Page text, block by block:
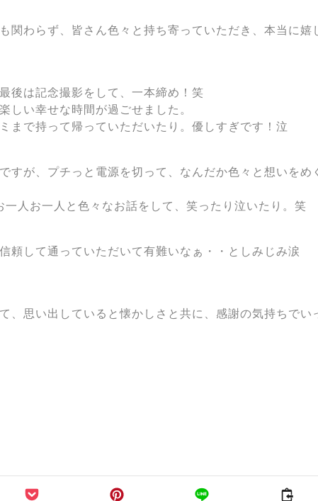
関わらず、皆さん色々と持ち寄っていただき、本当に嬉
後は記念撮影をして、一本締め！笑
しい幸せな時間が過ごせました。
まで持って帰っていただいたり。優しすぎです！泣
すが、プチっと電源を切って、なんだか色々と想いをめ
人お一人と色々なお話をして、笑ったり泣いたり。笑
頼して通っていただいて有難いなぁ・・としみじみ涙
、思い出していると懐かしさと共に、感謝の気持ちでい